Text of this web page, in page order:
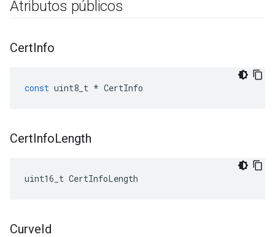
Atributos públicos
CertInfo
const uint8_t * CertInfo
CertInfoLength
uint16_t CertInfoLength
CurveId